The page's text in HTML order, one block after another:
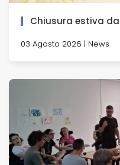
Chiusura estiva
03 Agosto 2026 | News